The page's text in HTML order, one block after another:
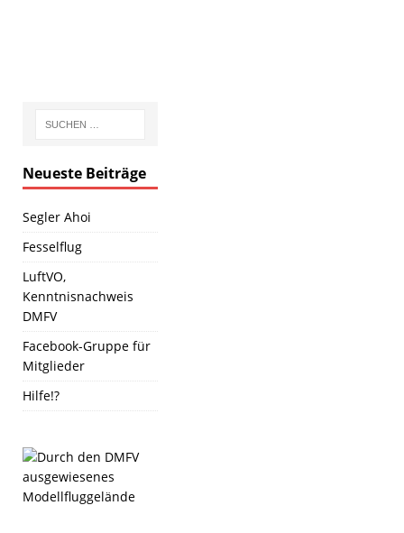
Neueste Beiträge
Segler Ahoi
Fesselflug
LuftVO,
Kenntnisnachweis
DMFV
Facebook-Gruppe für
Mitglieder
Hilfe!?